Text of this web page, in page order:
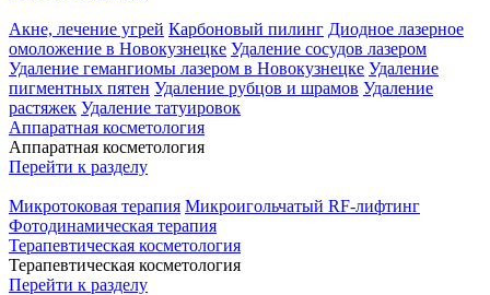
Акне, лечение угрей Карбоновый пилинг Диодное лазерное
омоложение в Новокузнецке Удаление сосудов лазером
Удаление гемангиомы лазером в Новокузнецке Удаление
пигментных пятен Удаление рубцов и шрамов Удаление
растяжек Удаление татуировок
Аппаратная косметология
Аппаратная косметология
Перейти к разделу
Микротоковая терапия Микроигольчатый RF-лифтинг
Фотодинамическая терапия
Терапевтическая косметология
Терапевтическая косметология
Перейти к разделу